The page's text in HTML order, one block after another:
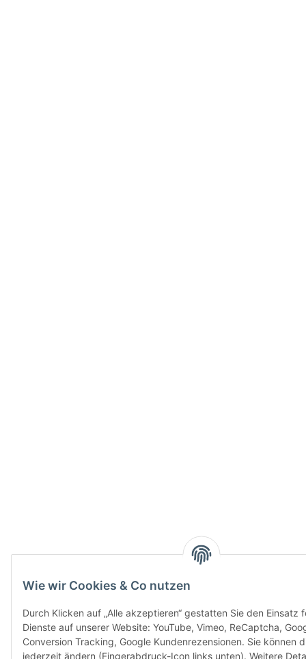
Wie wir Cookies & Co nutzen
Durch Klicken auf „Alle akzeptieren“ gestatten Sie den Einsatz
Dienste auf unserer Website: YouTube, Vimeo, ReCaptcha,
Conversion Tracking, Google Kundenrezensionen. Sie können
jederzeit ändern (Fingerabdruck-Icon links unten). Weitere